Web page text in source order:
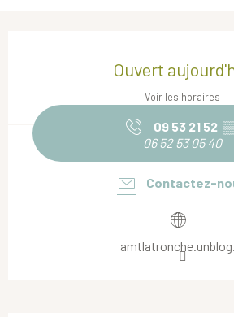
Ouvert
Voir les horaires
09 53 21 52
06 52 53 05 40
Contactez-